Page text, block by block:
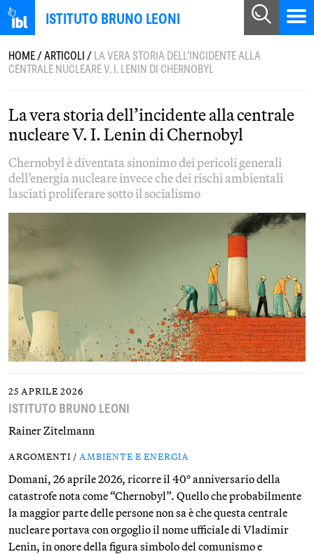
ISTITUTO BRUNO LEONI
HOME/ARTICOLI/LA VERA STORIA DELL’INCIDENTE ALLA
CENTRALE NUCLEARE V. I. LENIN DI CHERNOBYL
La vera storia dell’incidente alla centrale
nucleare V. I. Lenin di Chernobyl
Chernobyl è diventata sinonimo dei pericoli generali
dell’energia nucleare invece che dei rischi ambientali
lasciati proliferare sotto il socialismo
25 APRILE 2026
ISTITUTO BRUNO LEONI
Rainer Zitelmann
ARGOMENTI / AMBIENTE E ENERGIA
Domani, 26 aprile 2026, ricorre il 40° anniversario della
catastrofe nota come “Chernobyl”. Quello che probabilmente
la maggior parte delle persone non sa è che questa centrale
nucleare portava con orgoglio il nome ufficiale di Vladimir
Lenin, in onore della figura simbolo del comunismo e